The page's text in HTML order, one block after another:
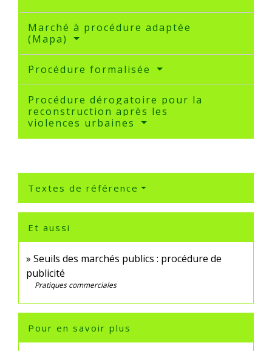
Marché à procédure adaptée
(Mapa)
Procédure formalisée
Procédure dérogatoire pour la
reconstruction après les
violences urbaines
Textes de référence
Et aussi
Seuils des marchés publics : procédure de
publicité
Pratiques commerciales
Pour en savoir plus